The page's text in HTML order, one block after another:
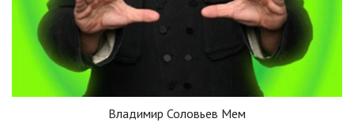
Владимир Соловьев Мем